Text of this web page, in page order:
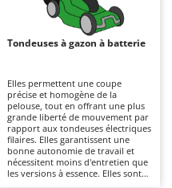
tracteurs
Tondeuses à gazon à batterie
Elles permettent une coupe
précise et homogène de la
pelouse, tout en offrant une plus
grande liberté de mouvement par
rapport aux tondeuses électriques
filaires. Elles garantissent une
bonne autonomie de travail et
nécessitent moins d'entretien que
les versions à essence. Elles sont